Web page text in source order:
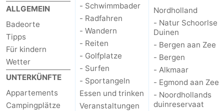
ALLGEMEIN
Badeorte
Tipps
Für kindern
Wetter
UNTERKÜNFTE
Appartements
Campingplätze
- Schwimmbader
- Radfahren
- Wandern
- Reiten
- Golfplatze
- Surfen
- Sportangeln
Essen und trinken
Veranstaltungen
Nordholland
- Natur Schoorlse
Duinen
- Bergen aan Zee
- Bergen
- Alkmaar
- Egmond aan Zee
- Noordhollands
duinreservaat